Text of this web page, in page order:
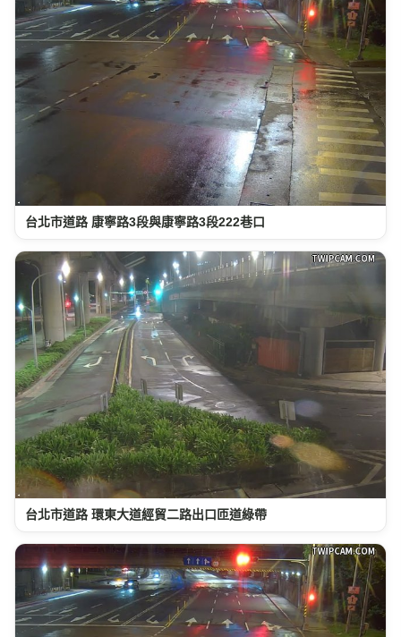
台北市道路 康寧路3段與康寧路3段222巷口
台北市道路 環東大道經貿二路出口匝道綠帶